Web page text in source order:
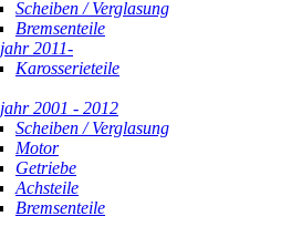
Scheiben / Verglasung
Bremsenteile
2011-
Karosserieteile
2001 - 2012
Scheiben / Verglasung
Motor
Getriebe
Achsteile
Bremsenteile